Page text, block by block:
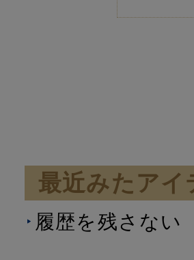
最近みたアイ
履歴を残さない